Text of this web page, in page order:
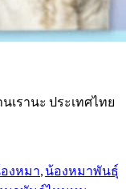
รานะ ประเทศไทย
งหมา, น้องหมาพันธุ์